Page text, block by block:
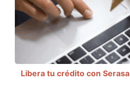
Libera tu crédito con Serasa